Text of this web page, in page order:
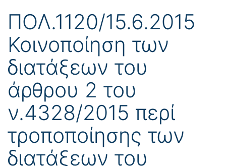
ΠΟΛ.1120/15.6.2015
Κοινοποίηση των
διατάξεων του
άρθρου 2 του
ν.4328/2015 περί
τροποποίησης των
διατάξεων του